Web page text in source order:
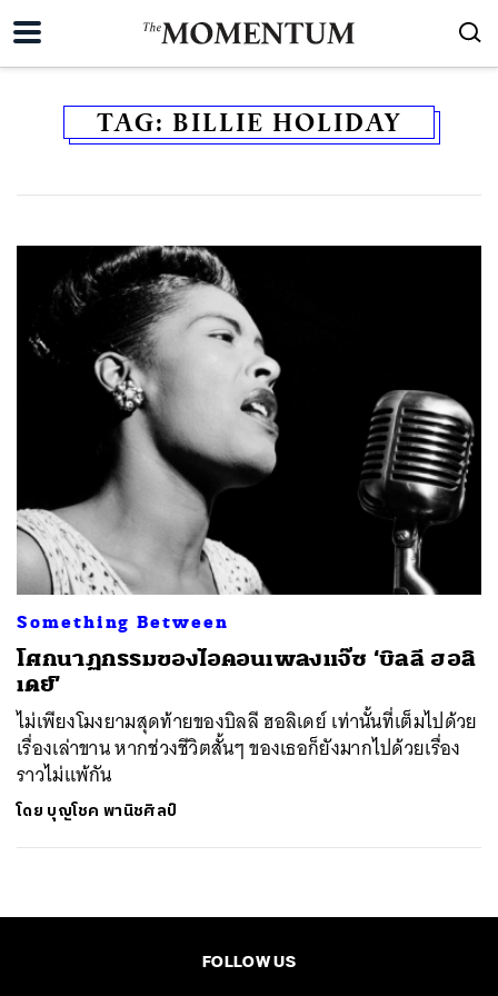
TAG: BILLIE HOLIDAY
Something Between
โศกนาฏกรรมของไอคอนเพลงแจ๊ซ ‘บิลลี ฮอลิ
เดย์’
ไม่เพียงโมงยามสุดท้ายของบิลลี ฮอลิเดย์ เท่านั้นที่เต็มไปด้วย
เรื่องเล่าขาน หากช่วงชีวิตสั้นๆ ของเธอก็ยังมากไปด้วยเรื่อง
ราวไม่แพ้กัน
โดย บุญโชค พานิชศิลป์
FOLLOW US
ค้นหา
SHARE TWEET